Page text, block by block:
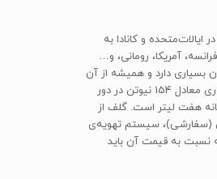
در ایالات‌متحده و کانادا به
تا 1992 تولید شد و در کشورهای زیادی از‌جمله فرانسه، آمریکا، رومانی، و…
در ایران طرفداران بسیاری دارد و همیشه از آن
به‌عنوان یک ماشین کم‌خرج و اسپرت پرشتاب یاد می‌کنند.فولکس گلف در بخش فنی، پیشرانه‌ای به حجم 1781 دارد که توان تولیدی آن در دور 5800 برابر با 110 اسب‌بخار است و گشتاوری معادل 154 نیوتن در دور
سوخت ترکیبی براساس اعلام کارخانه هفت لیتر است. گلف از
چرخ‌های جلو، فرمان هیدرولیکی (سفارشی)، سیستم تهویه‌ی
نسبت به قیمت آن باید